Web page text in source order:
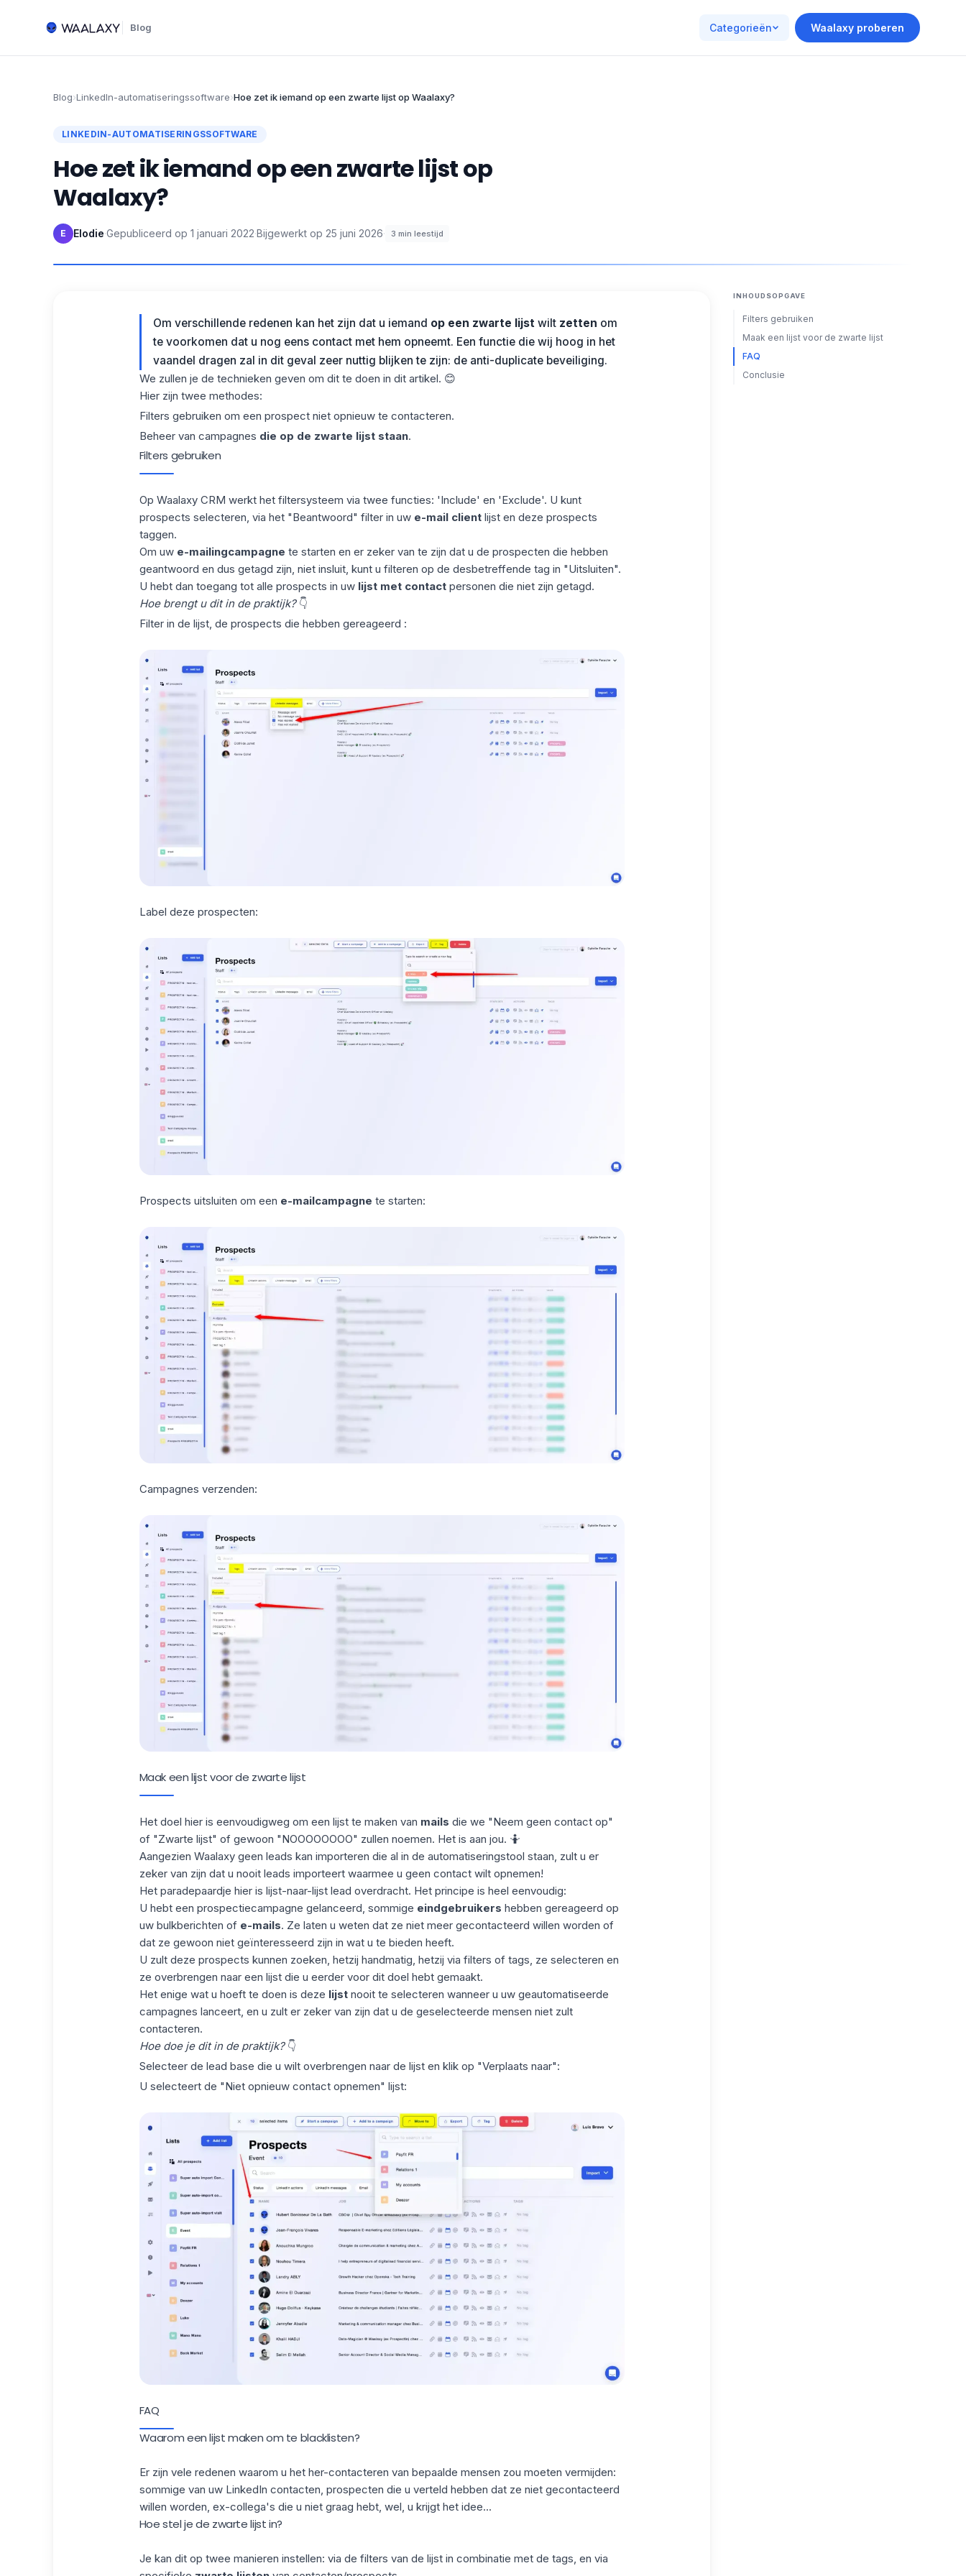
Blog Categorieën Waalaxy proberen
Blog›LinkedIn-automatiseringssoftware›Hoe zet ik iemand op een zwarte lijst op Waalaxy?
LINKEDIN-AUTOMATISERINGSSOFTWARE
Hoe zet ik iemand op een zwarte lijst op
Waalaxy?
E Elodie·Gepubliceerd op 1 januari 2022·Bijgewerkt op 25 juni 2026· 3 min leestijd
Om verschillende redenen kan het zijn dat u iemand op een zwarte lijstwilt zetten om
te voorkomen dat u nog eens contact met hem opneemt. Een functie die wij hoog in het
vaandel dragen zal in dit geval zeer nuttig blijken te zijn: de anti-duplicate beveiliging.
We zullen je de technieken geven om dit te doen in dit artikel. 😊
Hier zijn twee methodes:
Filters gebruiken om een prospect niet opnieuw te contacteren.
Beheer van campagnes die op de zwarte lijst staan.
Filters gebruiken
Op WaalaxyCRM werkt het filtersysteem via twee functies: 'Include' en 'Exclude'. U kunt
prospects selecteren, via het "Beantwoord" filter in uw e-mail clientlijst en deze prospects
taggen.
Om uw e-mailingcampagne te starten en er zeker van te zijn dat u de prospecten die hebben
geantwoord en dus getagd zijn, niet insluit, kunt u filteren op de desbetreffende tag in "Uitsluiten".
U hebt dan toegang tot alle prospects in uw lijst met contactpersonen die niet zijn getagd.
Hoe brengt u dit in de praktijk?👇
Filter in de lijst, de prospects die hebben gereageerd :
Label deze prospecten:
Prospects uitsluiten om een e-mailcampagne te starten:
Campagnes verzenden:
Maak een lijst voor de zwarte lijst
Het doel hier is eenvoudigweg om een lijst te maken van mails die we "Neem geen contact op"
of "Zwarte lijst" of gewoon "NOOOOOOOO" zullen noemen. Het is aan jou. 🤷
Aangezien Waalaxygeen leads kan importeren die al in de automatiseringstool staan, zult u er
zeker van zijn dat u nooit leads importeert waarmee u geen contact wilt opnemen!
Het paradepaardje hier is lijst-naar-lijst lead overdracht. Het principe is heel eenvoudig:
U hebt een prospectiecampagne gelanceerd, sommige eindgebruikers hebben gereageerd op
uw bulkberichten of e-mails. Ze laten u weten dat ze niet meer gecontacteerd willen worden of
dat ze gewoon niet geïnteresseerd zijn in wat u te bieden heeft.
U zult deze prospects kunnen zoeken, hetzij handmatig, hetzij via filters of tags, ze selecteren en
ze overbrengen naar een lijst die u eerder voor dit doel hebt gemaakt.
Het enige wat u hoeft te doen is deze lijstnooit te selecteren wanneer u uw geautomatiseerde
campagnes lanceert, en u zult er zeker van zijn dat u de geselecteerde mensen niet zult
contacteren.
Hoe doe je dit in de praktijk?👇
Selecteer de lead base die u wilt overbrengen naar de lijst en klik op "Verplaats naar":
U selecteert de "Niet opnieuw contact opnemen" lijst:
FAQ
Waarom een lijst maken om te blacklisten?
Er zijn vele redenen waarom u het her-contacteren van bepaalde mensen zou moeten vermijden:
sommige van uw LinkedIn contacten, prospecten die u verteld hebben dat ze niet gecontacteerd
willen worden, ex-collega's die u niet graag hebt, wel, u krijgt het idee...
Hoe stel je de zwarte lijst in?
Je kan dit op twee manieren instellen: via de filters van de lijst in combinatie met de tags, en via
INHOUDSOPGAVE
Filters gebruiken
Maak een lijst voor de zwarte lijst
FAQ
Conclusie